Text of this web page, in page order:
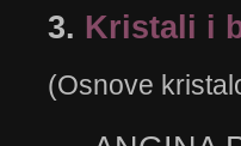
3. Kristali i
(Osnove